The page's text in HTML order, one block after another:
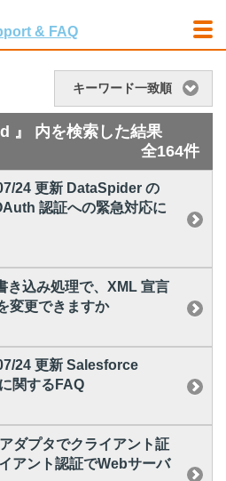
キーワード一致順
』 内を検索した結果
全164件
24 更新 DataSpider の
認証への緊急対応に
き込み処理で、XML 宣言
変更できますか
24 更新 Salesforce
関するFAQ
ダプタでクライアント証
アント認証でWebサーバ